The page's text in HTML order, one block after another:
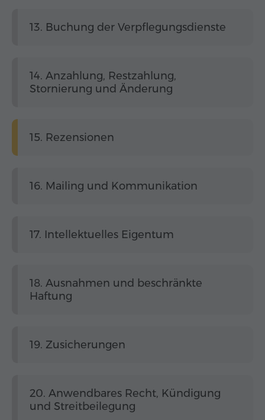
13. Buchung der Verpflegungsdienste
14. Anzahlung, Restzahlung,
Stornierung und Änderung
15. Rezensionen
16. Mailing und Kommunikation
17. Intellektuelles Eigentum
18. Ausnahmen und beschränkte
Haftung
19. Zusicherungen
20. Anwendbares Recht, Kündigung
und Streitbeilegung